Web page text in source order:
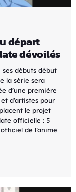
départ
dévoilés
ses débuts début
la série sera
d’une première
d’artistes pour
le projet
officielle : 5
de l’anime